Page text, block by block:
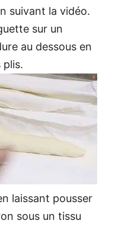
suivant la vidéo.
sur un
au dessous en
plis.
laissant pousser
sous un tissu